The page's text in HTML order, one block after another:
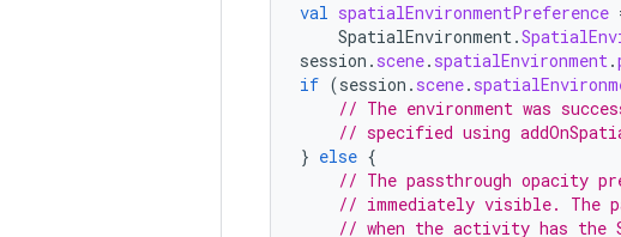
val spatialEnvironmentPreference
SpatialEnvironment.
session . scene. spatialEnvironment.
if (session . scene.
// The environment was
// specified using
} else {
// The passthrough opacity
// immediately visible. The
// when the activity has the